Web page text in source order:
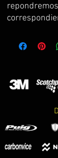
the
put the
Une erreur
adhésifs?
par la
Qualche
riporremo la